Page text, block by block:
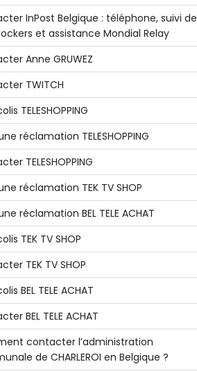
InPost Belgique : téléphone, suivi de
et assistance Mondial Relay
Anne GRUWEZ
TWITCH
TELESHOPPING
réclamation TELESHOPPING
TELESHOPPING
réclamation TEK TV SHOP
réclamation BEL TELE ACHAT
TEK TV SHOP
TEK TV SHOP
BEL TELE ACHAT
BEL TELE ACHAT
contacter l’administration
de CHARLEROI en Belgique ?